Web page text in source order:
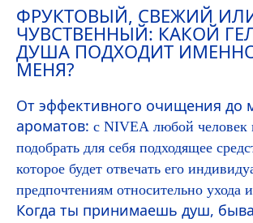
ФРУКТОВЫЙ, СВЕЖИЙ
ЧУВСТВЕННЫЙ: КАКОЙ
ДУША ПОДХОДИТ
МЕНЯ?
От эффективного очищения до
ароматов: с NIVEA любой человек
подобрать для себя подходящее
которое будет отвечать его
предпочтениям относительно ухода
Когда ты принимаешь душ,